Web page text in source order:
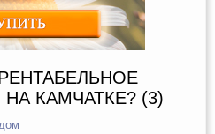
КАМЧАТКЕ? (3)